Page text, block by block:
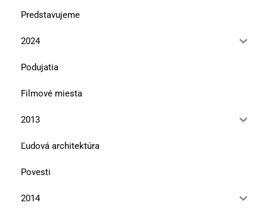
Predstavujeme
2024
Podujatia
Filmové miesta
2013
Ľudová architektúra
Povesti
2014